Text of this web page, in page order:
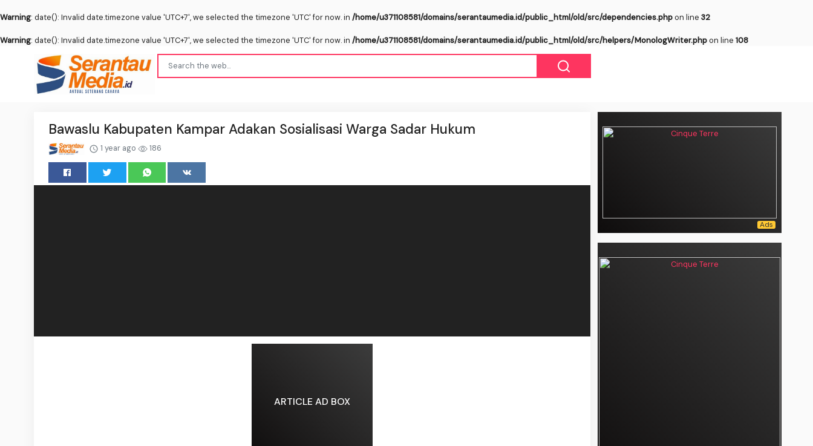
Warning: date(): Invalid date.timezone value 'UTC+7', we selected the timezone 'UTC' for now. in /home/u371108581/domains/serantaumedia.id/public_html/old/src/dependencies.phpon line 32
Warning: date(): Invalid date.timezone value 'UTC+7', we selected the timezone 'UTC' for now. in /home/u371108581/domains/serantaumedia.id/public_html/old/src/helpers/MonologWriter.phpon line 108
Bawaslu Kabupaten Kampar Adakan Sosialisasi Warga Sadar Hukum
1 year ago 186
ARTICLE AD BOX